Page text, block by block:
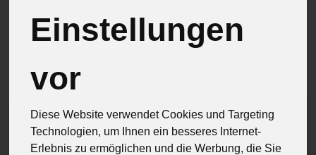
Einstellungen
vor
Diese Website verwendet Cookies und Targeting
Technologien, um Ihnen ein besseres Internet-
Erlebnis zu ermöglichen und die Werbung, die Sie
Hersteller Allergene